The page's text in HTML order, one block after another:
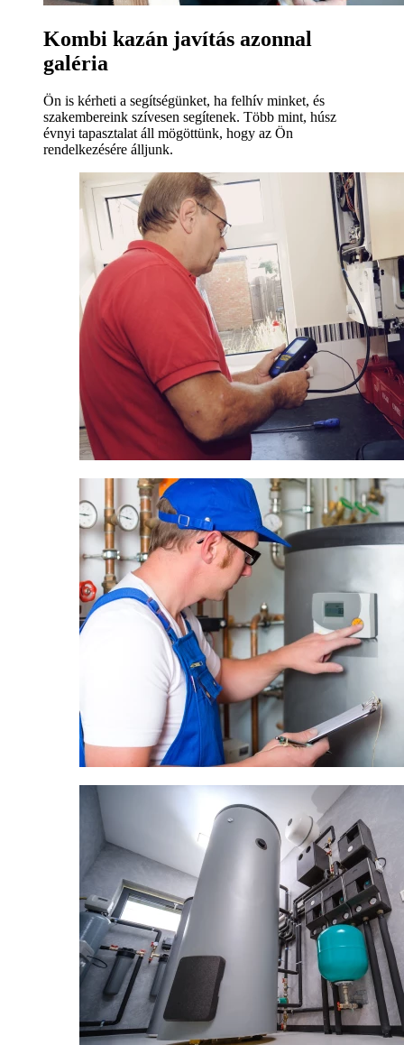
Kombi kazán javítás azonnal
galéria
Ön is kérheti a segítségünket, ha felhív minket, és
szakembereink szívesen segítenek. Több mint, húsz
évnyi tapasztalat áll mögöttünk, hogy az Ön
rendelkezésére álljunk.